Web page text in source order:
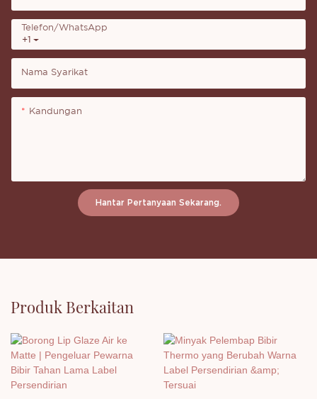
+1
Telefon/whatsApp
Nama Syarikat
Kandungan
Hantar Pertanyaan Sekarang.
Produk Berkaitan